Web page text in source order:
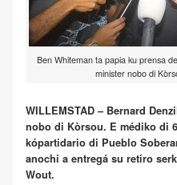
Ben Whiteman ta papia ku prensa
minister nobo di
WILLEMSTAD – Bernard
nobo di Kòrsou. E médiko di
kópartidario di Pueblo
anochi a entregá su retiro
Wout.